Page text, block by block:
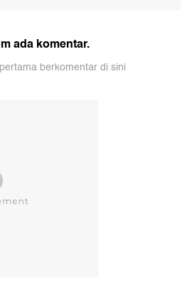
ada komentar.
berkomentar di sini